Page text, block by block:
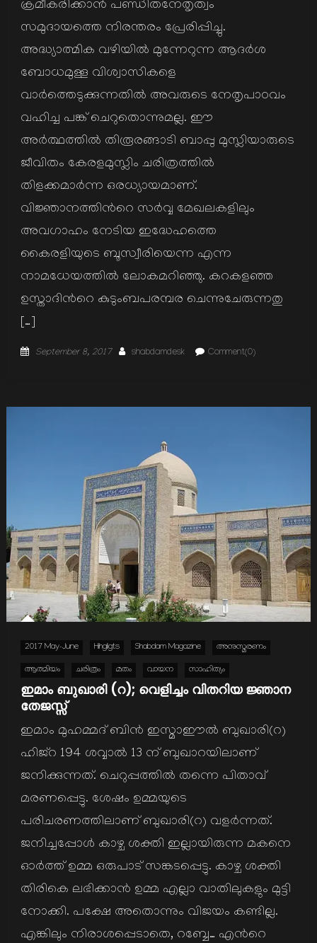
ക്രമീകരിക്കാന്‍ പണ്ഡിതനേതൃത്വം
സമുദായത്തെ നിരന്തരം പ്രേരിപ്പിച്ചു.
അദ്ധ്യാത്മിക വഴിയില്‍ മുന്നേറുന്ന ആദര്‍ശ
ബോധമുള്ള വിശ്വാസികളെ
വാര്‍ത്തെടുക്കുന്നതില്‍ അവരുടെ നേതൃപാഠവം
വഹിച്ച പങ്ക് ചെറുതൊന്നുമല്ല. ഈ
അര്‍ത്ഥത്തില്‍ തിരൂരങ്ങാടി ബാപ്പു മുസ്ലിയാരുടെ
ജീവിതം കേരളമുസ്ലിം ചരിത്രത്തില്‍
തിളക്കമാര്‍ന്ന ഒരധ്യായമാണ്.
വിജ്ഞാനത്തിന്‍റെ സര്‍വ്വ മേഖലകളിലും
അവഗാഹം നേടിയ ഇദ്ധേഹത്തെ
കൈരളിയുടെ ബൂസ്വീരിയെന്ന എന്ന
നാമധേയത്തില്‍ ലോകമറിഞ്ഞു. കറകളഞ്ഞ
ഉസ്താദിന്‍റെ കുടുംബപരമ്പര ചെന്നുചേരുന്നതു
[…]
Posted
September 8, 2017 Author
shabdamdesk Comment(0)
2017 May-June Hihgligts Shabdam Magazine അനുസ്മരണം
ആത്മിയം ചരിത്രം മതം വായന സാഹിത്യം
ഇമാം ബുഖാരി (റ); വെളിച്ചം വിതറിയ ജ്ഞാന
തേജസ്സ്
ഇമാം മുഹമ്മദ് ബിന്‍ ഇസ്മാഈല്‍ ബുഖാരി(റ)
ഹിജ്റ 194 ശവ്വാല്‍ 13 ന് ബുഖാറയിലാണ്
ജനിക്കുന്നത്. ചെറുപ്പത്തില്‍ തന്നെ പിതാവ്
മരണപ്പെട്ടു. ശേഷം ഉമ്മയുടെ
പരിചരണത്തിലാണ് ബുഖാരി(റ) വളര്‍ന്നത്.
ജനിച്ചപ്പോള്‍ കാഴ്ച ശക്തി ഇല്ലായിരുന്ന മകനെ
ഓര്‍ത്ത് ഉമ്മ ഒരുപാട് സങ്കടപ്പെട്ടു. കാഴ്ച ശക്തി
തിരികെ ലഭിക്കാന്‍ ഉമ്മ എല്ലാ വാതിലുകളും മുട്ടി
നോക്കി. പക്ഷേ അതൊന്നും വിജയം കണ്ടില്ല.
എങ്കിലും നിരാശപ്പെടാതെ, റബ്ബേ… എന്‍റെ